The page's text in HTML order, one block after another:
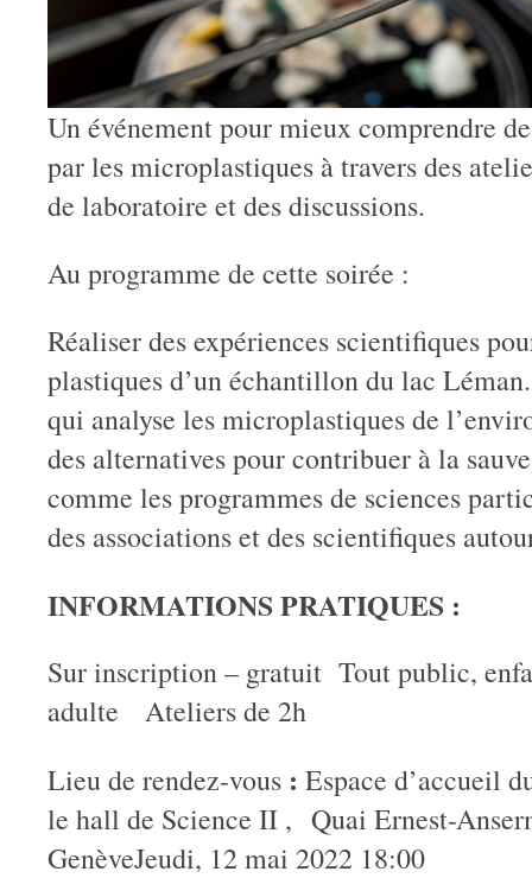
Un événement pour mieux comprendre
par les microplastiques à travers des
de laboratoire et des discussions.
Au programme de cette soirée :
Réaliser des expériences scientifiques
plastiques d’un échantillon du lac
qui analyse les microplastiques de
des alternatives pour contribuer à la
comme les programmes de sciences
des associations et des scientifiques
INFORMATIONS PRATIQUES :
Sur inscription – gratuit Tout public,
adulte Ateliers de 2h
Lieu de rendez-vous : Espace d’accueil
le hall de Science II , Quai Ernest-
GenèveJeudi, 12 mai 2022 18:00